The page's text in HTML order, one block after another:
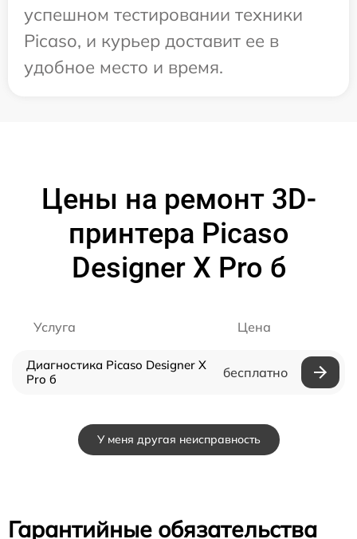
успешном тестировании техники
Picaso, и курьер доставит ее в
удобное место и время.
Цены на ремонт 3D-
принтера Picaso
Designer X Pro б
Услуга Цена
Диагностика Picaso Designer X
Pro б
бесплатно
У меня другая неисправность
Гарантийные обязательства